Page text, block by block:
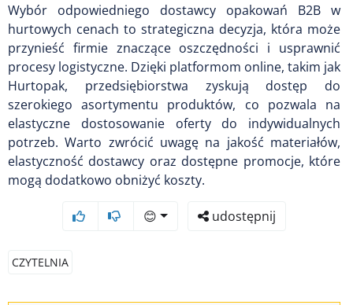
Wybór odpowiedniego dostawcy opakowań B2B w
hurtowych cenach to strategiczna decyzja, która może
przynieść firmie znaczące oszczędności i usprawnić
procesy logistyczne. Dzięki platformom online, takim jak
Hurtopak, przedsiębiorstwa zyskują dostęp do
szerokiego asortymentu produktów, co pozwala na
elastyczne dostosowanie oferty do indywidualnych
potrzeb. Warto zwrócić uwagę na jakość materiałów,
elastyczność dostawcy oraz dostępne promocje, które
mogą dodatkowo obniżyć koszty.
😊 udostępnij
CZYTELNIA